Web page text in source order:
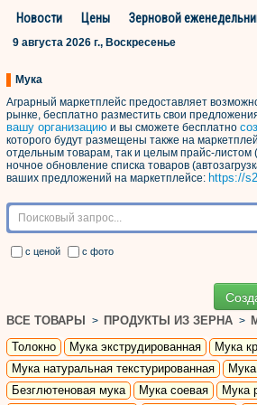
Новости Цены Зерновой
9 августа 2026 г., Воскресенье
Мука
Аграрный маркетплейс предоставляет
рынке, бесплатно разместить свои
вашу организацию и вы сможете бесплатно
которого будут размещены также на
отдельным товарам, так и целым прайс-
ночное обновление списка товаров
ваших предложений на маркетплейсе: https://
с ценой с фото
ВСЕ ТОВАРЫ > ПРОДУКТЫ ИЗ ЗЕРНА >
Толокно
Мука экструдированная
Мука
Мука натуральная текстурированная
Безглютеновая мука
Мука соевая Мука